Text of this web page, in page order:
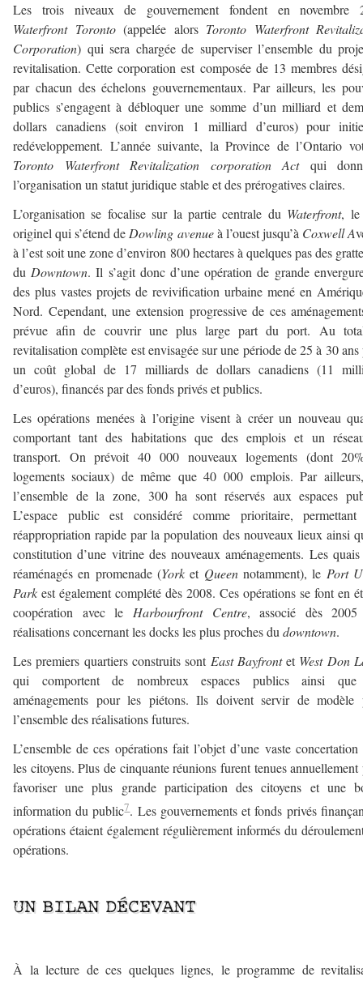
Les trois niveaux de gouvernement fondent en novembre
Waterfront Toronto(appelée alors Toronto Waterfront
Corporation) qui sera chargée de superviser l’ensemble du
revitalisation. Cette corporation est composée de 13 membres
par chacun des échelons gouvernementaux. Par ailleurs, les
publics s’engagent à débloquer une somme d’un milliard et
dollars canadiens (soit environ 1 milliard d’euros) pour
redéveloppement. L’année suivante, la Province de l’Ontario
Toronto Waterfront Revitalization corporation Actqui
l’organisation un statut juridique stable et des prérogatives claires.
L’organisation se focalise sur la partie centrale du Waterfront, le
originel qui s’étend de Dowling avenueà l’ouest jusqu’à Coxwell A
à l’est soit une zone d’environ 800 hectares à quelques pas des
du Downtown. Il s’agit donc d’une opération de grande
des plus vastes projets de revivification urbaine mené en
Nord. Cependant, une extension progressive de ces
prévue afin de couvrir une plus large part du port. Au
revitalisation complète est envisagée sur une période de 25 à 30 ans
un coût global de 17 milliards de dollars canadiens (11
d’euros), financés par des fonds privés et publics.
Les opérations menées à l’origine visent à créer un nouveau
comportant tant des habitations que des emplois et un
transport. On prévoit 40 000 nouveaux logements (dont
logements sociaux) de même que 40 000 emplois. Par
l’ensemble de la zone, 300 ha sont réservés aux espaces
L’espace public est considéré comme prioritaire,
réappropriation rapide par la population des nouveaux lieux ainsi
constitution d’une vitrine des nouveaux aménagements. Les
réaménagés en promenade (York et Queennotamment), le Port
Park est également complété dès 2008. Ces opérations se font en
coopération avec le Harbourfront Centre, associé dès
réalisations concernant les docks les plus proches du downtown.
Les premiers quartiers construits sont East Bayfrontet West Don
qui comportent de nombreux espaces publics ainsi que
aménagements pour les piétons. Ils doivent servir de modèle
l’ensemble des réalisations futures.
L’ensemble de ces opérations fait l’objet d’une vaste concertation
les citoyens. Plus de cinquante réunions furent tenues annuellement
favoriser une plus grande participation des citoyens et une
information du public7. Les gouvernements et fonds privés
opérations étaient également régulièrement informés du
opérations.
UN BILAN DÉCEVANT
À la lecture de ces quelques lignes, le programme de